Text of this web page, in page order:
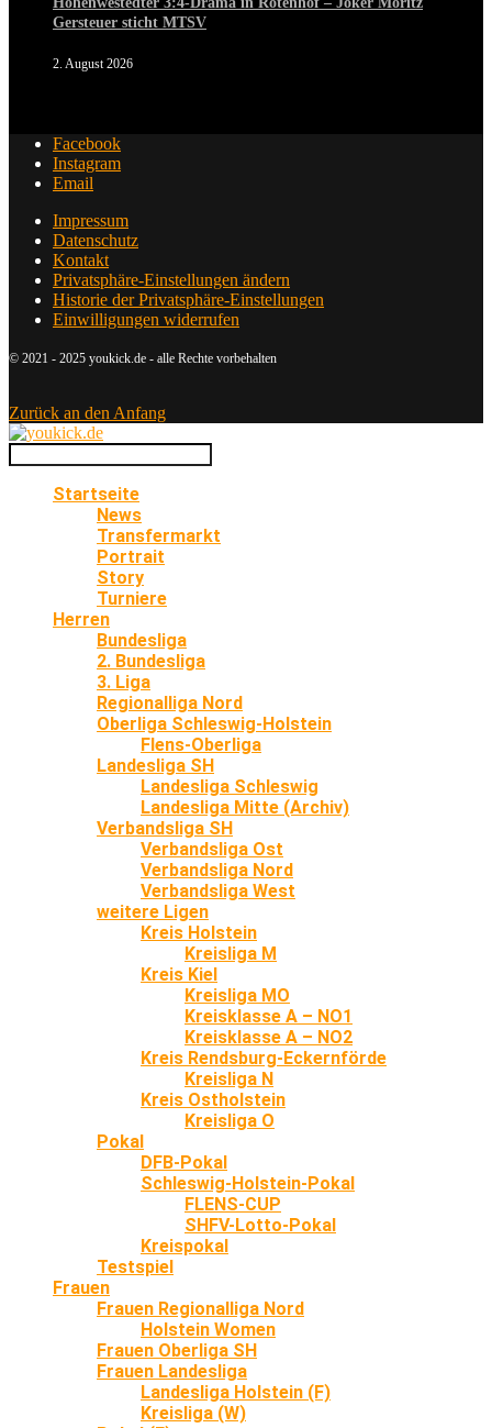
Gersteuer sticht MTSV
2. August 2026
Facebook
Instagram
Email
Impressum
Datenschutz
Kontakt
Privatsphäre-Einstellungen ändern
Historie der Privatsphäre-Einstellungen
Einwilligungen widerrufen
© 2021 - 2025 youkick.de - alle Rechte vorbehalten
Zurück an den Anfang
Startseite
News
Transfermarkt
Portrait
Story
Turniere
Herren
Bundesliga
2. Bundesliga
3. Liga
Regionalliga Nord
Oberliga Schleswig-Holstein
Flens-Oberliga
Landesliga SH
Landesliga Schleswig
Landesliga Mitte (Archiv)
Verbandsliga SH
Verbandsliga Ost
Verbandsliga Nord
Verbandsliga West
weitere Ligen
Kreis Holstein
Kreisliga M
Kreis Kiel
Kreisliga MO
Kreisklasse A – NO1
Kreisklasse A – NO2
Kreis Rendsburg-Eckernförde
Kreisliga N
Kreis Ostholstein
Kreisliga O
Pokal
DFB-Pokal
Schleswig-Holstein-Pokal
FLENS-CUP
SHFV-Lotto-Pokal
Kreispokal
Testspiel
Frauen
Frauen Regionalliga Nord
Holstein Women
Frauen Oberliga SH
Frauen Landesliga
Landesliga Holstein (F)
Kreisliga (W)